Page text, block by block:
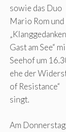
sowie das Duo
Mario Rom
Gast am See“
Seehof um
ehe der
of Resistance“
singt.
Am